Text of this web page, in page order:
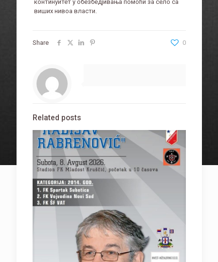
континуитет у обезбедјивања помоћи за село са
виших нивоа власти.
Share 0
Related posts